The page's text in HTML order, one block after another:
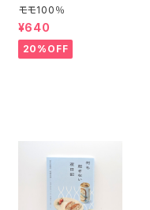
モモ100％
¥640
20%OFF